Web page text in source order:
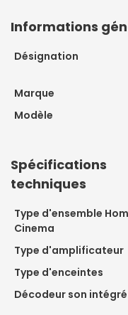
Informations
Désignation
Marque
Modèle
Spécifications
techniques
Type d'ensemble
Cinema
Type d'amplificateur
Type d'enceintes
Décodeur son intégré